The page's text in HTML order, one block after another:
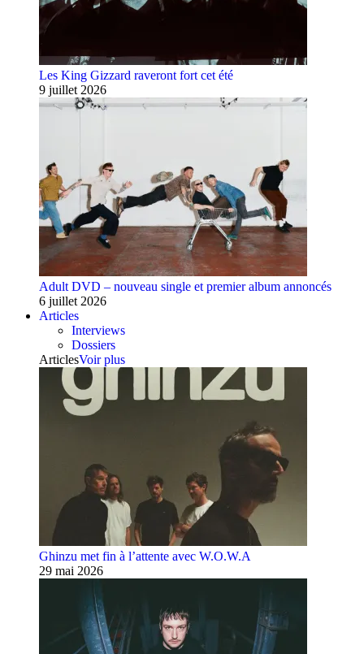
Les King Gizzard raveront fort cet été
9 juillet 2026
Adult DVD – nouveau single et premier album annoncés
6 juillet 2026
Articles
Interviews
Dossiers
ArticlesVoir plus
Ghinzu met fin à l’attente avec W.O.W.A
29 mai 2026